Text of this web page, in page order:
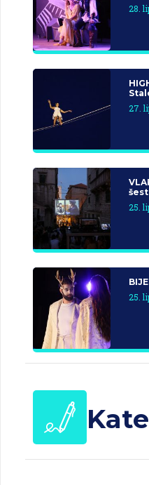
28.
27.
25.
25.